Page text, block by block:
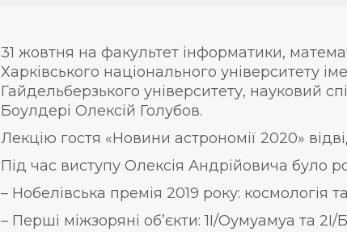
31 жовтня на факультет інформатики,
Харківського національного університету
Гайдельберзького університету, науковий
Боулдері Олексій Голубов.
Лекцію гостя «Новини астрономії 2020»
Під час виступу Олексія Андрійовича було
– Нобелівська премія 2019 року: космологія
– Перші міжзоряні об’єкти: 1I/Оумуамуа та 2I/